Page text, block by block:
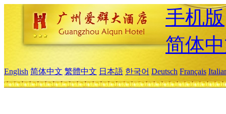
手机版
简体
English 简体中文 繁體中文 日本語 한국어 Deutsch Français